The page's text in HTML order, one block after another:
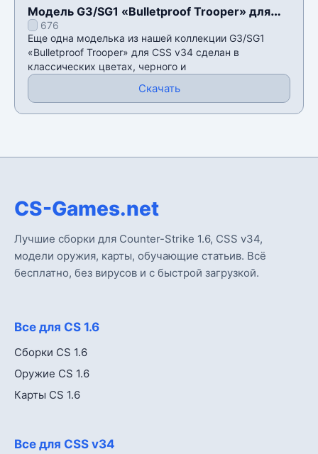
Модель G3/SG1 «Bulletproof Trooper» для
CSS v34
676
Еще одна моделька из нашей коллекции G3/SG1
«Bulletproof Trooper» для CSS v34 сделан в
классических цветах, черного и
Скачать
CS-Games.net
Лучшие сборки для Counter-Strike 1.6, CSS v34,
модели оружия, карты, обучающие статьив. Всё
бесплатно, без вирусов и с быстрой загрузкой.
Все для CS 1.6
Сборки CS 1.6
Оружие CS 1.6
Карты CS 1.6
Все для CSS v34